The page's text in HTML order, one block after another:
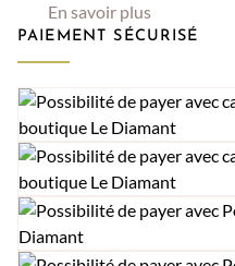
En savoir plus
PAIEMENT SÉCURISÉ